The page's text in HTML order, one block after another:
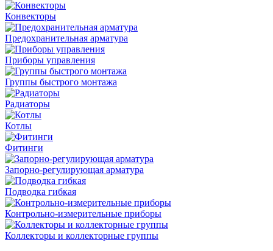
Конвекторы
Предохранительная арматура
Приборы управления
Группы быстрого монтажа
Радиаторы
Котлы
Фитинги
Запорно-регулирующая арматура
Подводка гибкая
Контрольно-измерительные приборы
Коллекторы и коллекторные группы